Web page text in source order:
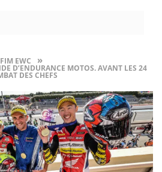
FIM EWC »
D’ENDURANCE MOTOS. AVANT LES 24
DES CHEFS